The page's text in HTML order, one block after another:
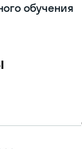
обучения